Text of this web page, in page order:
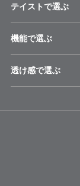
テイストで選ぶ
機能で選ぶ
透け感で選ぶ